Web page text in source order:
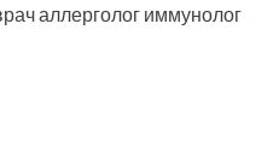
аллерголог иммунолог